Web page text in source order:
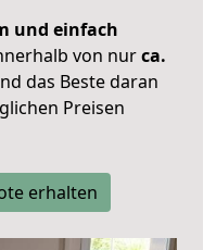
und einfach
von nurca.
das Beste daran
Preisen
erhalten